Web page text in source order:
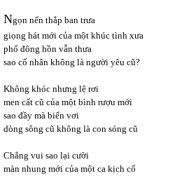
Ngọn nến thắp ban trưa
giọng hát mới của một khúc tình xưa
phố đông hồn vẫn thưa
sao cố nhân không là người yêu cũ?
Không khóc nhưng lệ rơi
men cất cũ của một bình rượu mới
sao đầy mà biển vơi
dòng sông cũ không là con sóng cũ
Chẳng vui sao lại cười
màn nhung mới của một ca kịch cổ